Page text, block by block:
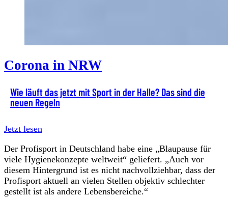
Corona in NRW
Wie läuft das jetzt mit Sport in der Halle? Das sind die
neuen Regeln
Jetzt lesen
Der Profisport in Deutschland habe eine „Blaupause für
viele Hygienekonzepte weltweit“ geliefert. „Auch vor
diesem Hintergrund ist es nicht nachvollziehbar, dass der
Profisport aktuell an vielen Stellen objektiv schlechter
gestellt ist als andere Lebensbereiche.“